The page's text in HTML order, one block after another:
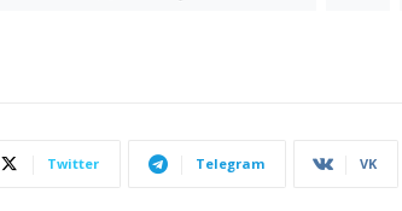
Twitter Telegram VK